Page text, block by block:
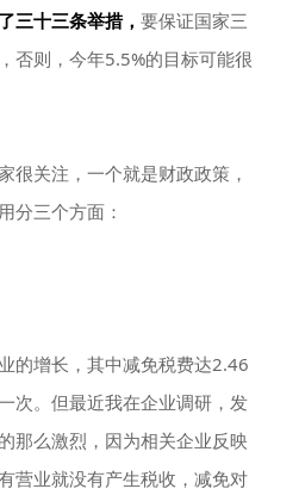
三十三条举措， 要保证国家三
否则，今年5.5%的目标可能很
很关注，一个就是财政政策，
分三个方面：
的增长，其中减免税费达2.46
次。但最近我在企业调研，发
那么激烈，因为相关企业反映
营业就没有产生税收，减免对